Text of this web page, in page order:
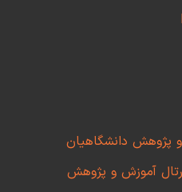
پژوهش دانشگاهیان
آموزش و پژوهش